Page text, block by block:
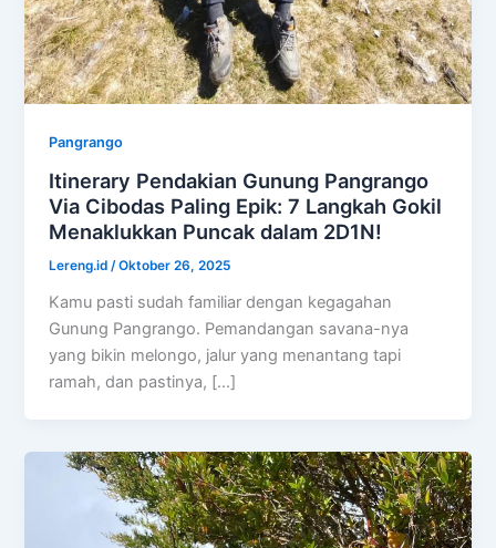
Pangrango
Itinerary Pendakian Gunung Pangrango
Via Cibodas Paling Epik: 7 Langkah Gokil
Menaklukkan Puncak dalam 2D1N!
Lereng.id/Oktober 26, 2025
Kamu pasti sudah familiar dengan kegagahan
Gunung Pangrango. Pemandangan savana-nya
yang bikin melongo, jalur yang menantang tapi
ramah, dan pastinya, […]